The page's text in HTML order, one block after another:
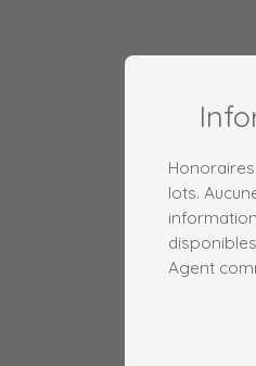
lots.
Agent